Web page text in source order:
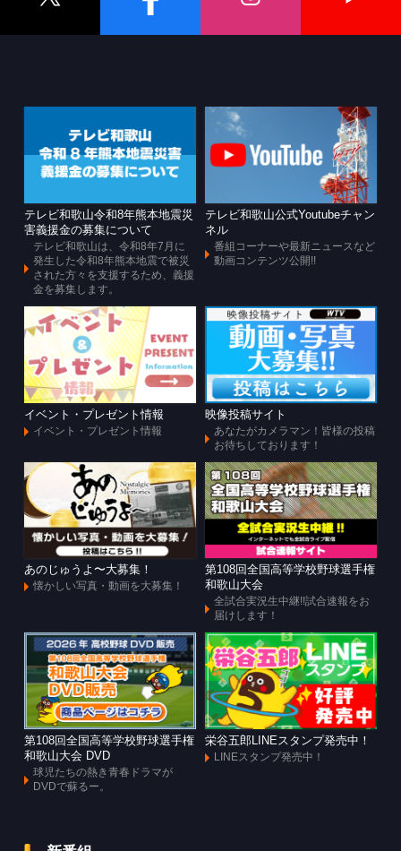
テレビ和歌山令和8年熊本地震災
害義援金の募集について
テレビ和歌山は、令和8年7月に
発生した令和8年熊本地震で被災
された方々を支援するため、義援
金を募集します。
テレビ和歌山公式Youtubeチャン
ネル
番組コーナーや最新ニュースなど
動画コンテンツ公開!!
イベント・プレゼント情報
イベント・プレゼント情報
映像投稿サイト
あなたがカメラマン！皆様の投稿
お待ちしております！
あのじゅうよ〜大募集！
懐かしい写真・動画を大募集！
第108回全国高等学校野球選手権
和歌山大会
全試合実況生中継!!試合速報をお
届けします！
第108回全国高等学校野球選手権
和歌山大会 DVD
球児たちの熱き青春ドラマが
DVDで蘇るー。
栄谷五郎LINEスタンプ発売中！
LINEスタンプ発売中！